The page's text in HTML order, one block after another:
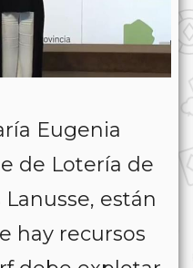
Eugenia
de Lotería de
están
hay recursos